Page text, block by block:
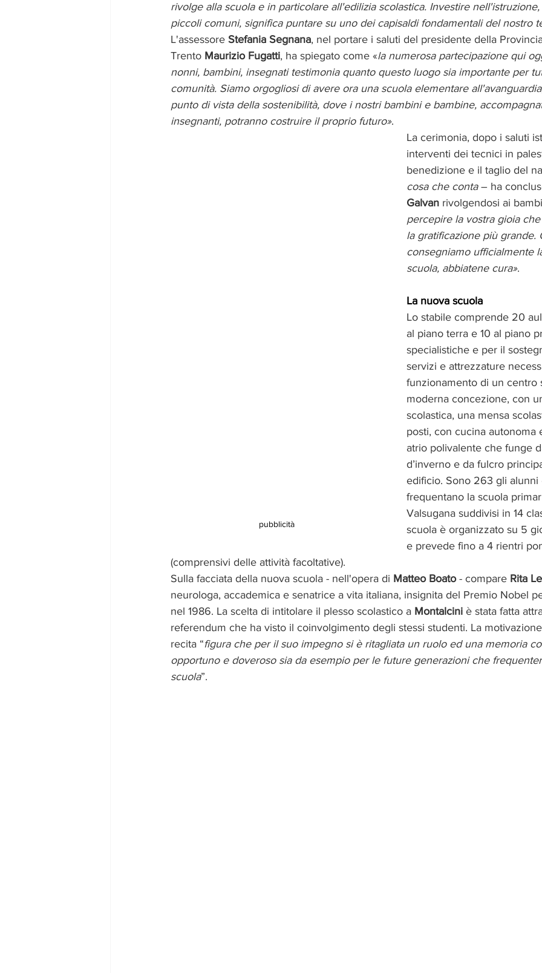
rivolge alla scuola e in particolare all'edilizia scolastica. Investire
piccoli comuni, significa puntare su uno dei capisaldi fondamentali del nostro
L'assessore Stefania Segnana, nel portare i saluti del presidente della
Trento Maurizio Fugatti, ha spiegato come «la numerosa partecipazione qui
nonni, bambini, insegnati testimonia quanto questo luogo sia importante per
comunità. Siamo orgogliosi di avere ora una scuola elementare
punto di vista della sostenibilità, dove i nostri bambini e bambine,
insegnanti, potranno costruire il proprio futuro».
pubblicità
La cerimonia, dopo i saluti
interventi dei tecnici in
benedizione e il taglio del
cosa che conta – ha
Galvan rivolgendosi ai
percepire la vostra gioia
la gratificazione più grande.
consegniamo ufficialmente
scuola, abbiatene cura».
La nuova scuola
Lo stabile comprende 20
al piano terra e 10 al piano
specialistiche e per il
servizi e attrezzature
funzionamento di un centro
moderna concezione, con
scolastica, una mensa
posti, con cucina
atrio polivalente che funge
d’inverno e da fulcro
edificio. Sono 263 gli
frequentano la scuola
Valsugana suddivisi in 14
scuola è organizzato su 5
e prevede fino a 4 rientri
(comprensivi delle attività facoltative).
Sulla facciata della nuova scuola - nell'opera di Matteo Boato - compare Rita
neurologa, accademica e senatrice a vita italiana, insignita del Premio Nobel
nel 1986. La scelta di intitolare il plesso scolastico a Montalcini è stata fatta
referendum che ha visto il coinvolgimento degli stessi studenti. La
recita “figura che per il suo impegno si è ritagliata un ruolo ed una memoria
opportuno e doveroso sia da esempio per le future generazioni che
scuola”.